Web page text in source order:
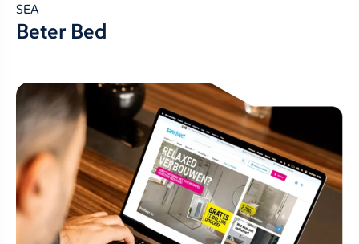
SEA
Beter Bed